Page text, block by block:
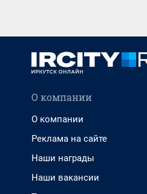
О компании
О компании
Реклама на сайте
Наши награды
Наши вакансии